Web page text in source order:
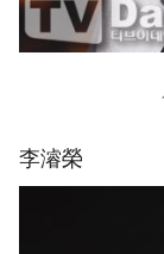
李濬榮